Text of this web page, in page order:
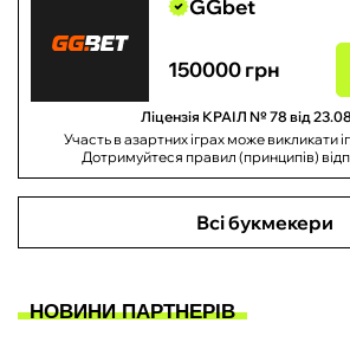
GGbet
150000 грн
Ліцензія КРАІЛ № 78 від
Участь в азартних іграх може викликати
Дотримуйтеся правил (принципів)
Всі букмекери